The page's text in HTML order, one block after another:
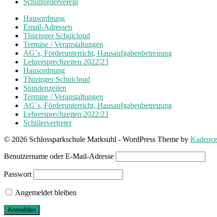
Schulförderverein
Hausordnung
Email-Adressen
Thüringer Schulcloud
Termine / Veranstaltungen
AG´s, Förderunterricht, Hausaufgabenbetreuung
Lehrersprechzeiten 2022/23
Hausordnung
Thüringer Schulcloud
Stundenzeiten
Termine / Veranstaltungen
AG´s, Förderunterricht, Hausaufgabenbetreuung
Lehrersprechzeiten 2022/23
Schülervertreter
© 2026 Schlossparkschule Marksuhl - WordPress Theme by
Benutzername oder E-Mail-Adresse
Passwort
Angemeldet bleiben